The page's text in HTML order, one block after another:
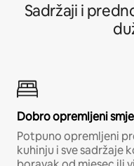
Sadržaji i
Dobro opremljeni
Potpuno opremljeni
kuhinju i sve sadržaje